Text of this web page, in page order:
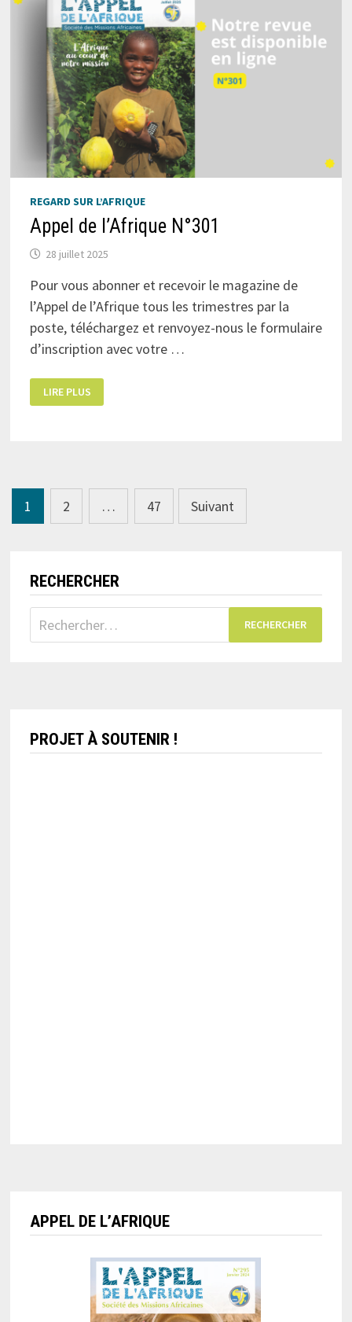
REGARD SUR L’AFRIQUE
Appel de l’Afrique N°301
28 juillet 2025
Pour vous abonner et recevoir le magazine de
l’Appel de l’Afrique tous les trimestres par la
poste, téléchargez et renvoyez-nous le formulaire
d’inscription avec votre …
DE
L’AFRIQUE
LIRE PLUS
Navigation
des
1 2 … 47 Suivant
RECHERCHER
Rechercher :
PROJET À SOUTENIR !
APPEL DE L’AFRIQUE